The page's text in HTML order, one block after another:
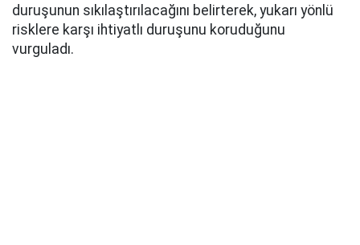
duruşunun sıkılaştırılacağını belirterek, yukarı yönlü
risklere karşı ihtiyatlı duruşunu koruduğunu
vurguladı.